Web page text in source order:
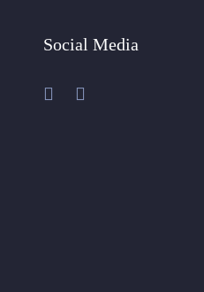
Social Media